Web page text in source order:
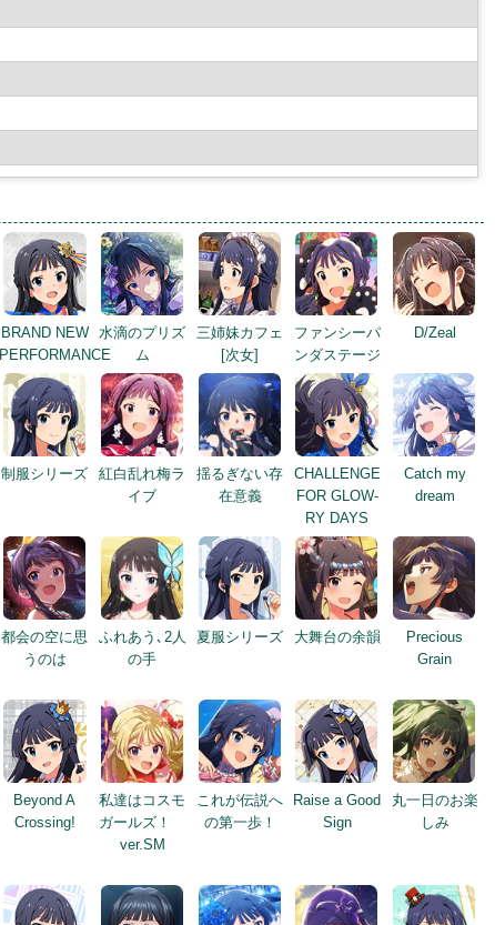
BRAND NEW
PERFORMANCE
水滴のプリズ
ム
三姉妹カフェ
[次女]
ファンシーパ
ンダステージ
D/Zeal
制服シリーズ
紅白乱れ梅ラ
イブ
揺るぎない存
在意義
CHALLENGE
FOR GLOW-
RY DAYS
Catch my
dream
都会の空に思
うのは
ふれあう､2人
の手
夏服シリーズ 大舞台の余韻
Precious
Grain
Beyond A
Crossing!
私達はコスモ
ガールズ！
ver.SM
これが伝説へ
の第一歩！
Raise a Good
Sign
丸一日のお楽
しみ